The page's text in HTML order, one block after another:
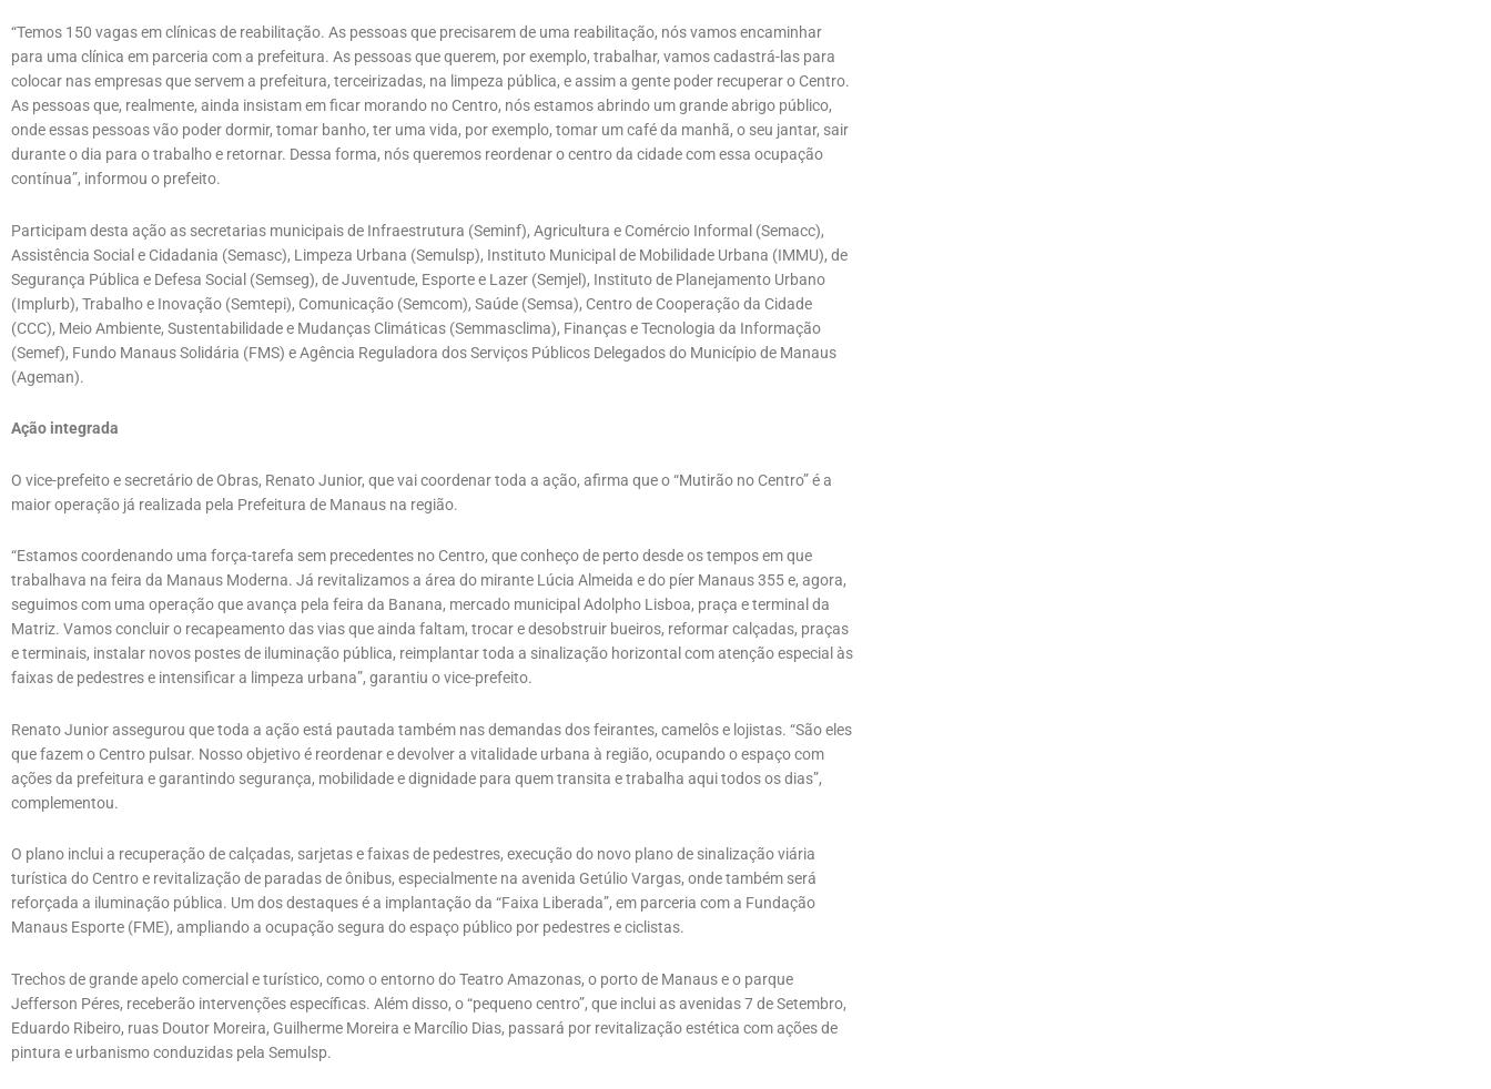
“Temos 150 vagas em clínicas de reabilitação. As pessoas que precisarem de uma reabilitação, nós vamos encaminhar
para uma clínica em parceria com a prefeitura. As pessoas que querem, por exemplo, trabalhar, vamos cadastrá-las para
colocar nas empresas que servem a prefeitura, terceirizadas, na limpeza pública, e assim a gente poder recuperar o Centro.
As pessoas que, realmente, ainda insistam em ficar morando no Centro, nós estamos abrindo um grande abrigo público,
onde essas pessoas vão poder dormir, tomar banho, ter uma vida, por exemplo, tomar um café da manhã, o seu jantar, sair
durante o dia para o trabalho e retornar. Dessa forma, nós queremos reordenar o centro da cidade com essa ocupação
contínua”, informou o prefeito.
Participam desta ação as secretarias municipais de Infraestrutura (Seminf), Agricultura e Comércio Informal (Semacc),
Assistência Social e Cidadania (Semasc), Limpeza Urbana (Semulsp), Instituto Municipal de Mobilidade Urbana (IMMU), de
Segurança Pública e Defesa Social (Semseg), de Juventude, Esporte e Lazer (Semjel), Instituto de Planejamento Urbano
(Implurb), Trabalho e Inovação (Semtepi), Comunicação (Semcom), Saúde (Semsa), Centro de Cooperação da Cidade
(CCC), Meio Ambiente, Sustentabilidade e Mudanças Climáticas (Semmasclima), Finanças e Tecnologia da Informação
(Semef), Fundo Manaus Solidária (FMS) e Agência Reguladora dos Serviços Públicos Delegados do Município de Manaus
(Ageman).
Ação integrada
O vice-prefeito e secretário de Obras, Renato Junior, que vai coordenar toda a ação, afirma que o “Mutirão no Centro” é a
maior operação já realizada pela Prefeitura de Manaus na região.
“Estamos coordenando uma força-tarefa sem precedentes no Centro, que conheço de perto desde os tempos em que
trabalhava na feira da Manaus Moderna. Já revitalizamos a área do mirante Lúcia Almeida e do píer Manaus 355 e, agora,
seguimos com uma operação que avança pela feira da Banana, mercado municipal Adolpho Lisboa, praça e terminal da
Matriz. Vamos concluir o recapeamento das vias que ainda faltam, trocar e desobstruir bueiros, reformar calçadas, praças
e terminais, instalar novos postes de iluminação pública, reimplantar toda a sinalização horizontal com atenção especial às
faixas de pedestres e intensificar a limpeza urbana”, garantiu o vice-prefeito.
Renato Junior assegurou que toda a ação está pautada também nas demandas dos feirantes, camelôs e lojistas. “São eles
que fazem o Centro pulsar. Nosso objetivo é reordenar e devolver a vitalidade urbana à região, ocupando o espaço com
ações da prefeitura e garantindo segurança, mobilidade e dignidade para quem transita e trabalha aqui todos os dias”,
complementou.
O plano inclui a recuperação de calçadas, sarjetas e faixas de pedestres, execução do novo plano de sinalização viária
turística do Centro e revitalização de paradas de ônibus, especialmente na avenida Getúlio Vargas, onde também será
reforçada a iluminação pública. Um dos destaques é a implantação da “Faixa Liberada”, em parceria com a Fundação
Manaus Esporte (FME), ampliando a ocupação segura do espaço público por pedestres e ciclistas.
Trechos de grande apelo comercial e turístico, como o entorno do Teatro Amazonas, o porto de Manaus e o parque
Jefferson Péres, receberão intervenções específicas. Além disso, o “pequeno centro”, que inclui as avenidas 7 de Setembro,
Eduardo Ribeiro, ruas Doutor Moreira, Guilherme Moreira e Marcílio Dias, passará por revitalização estética com ações de
pintura e urbanismo conduzidas pela Semulsp.